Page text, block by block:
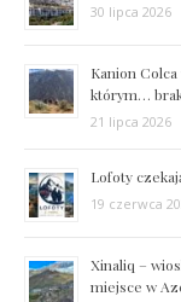
30 lipca 2026
Kanion
którym…
21 lipca 2026
Lofoty
19 czerwca
Xinaliq –
miejsce w